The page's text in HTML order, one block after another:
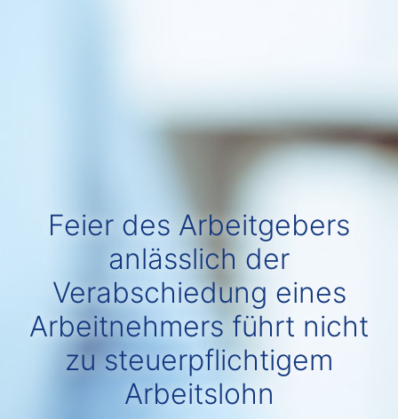
Feier des Arbeitgebers
anlässlich der
Verabschiedung eines
Arbeitnehmers führt nicht
zu steuerpflichtigem
Arbeitslohn